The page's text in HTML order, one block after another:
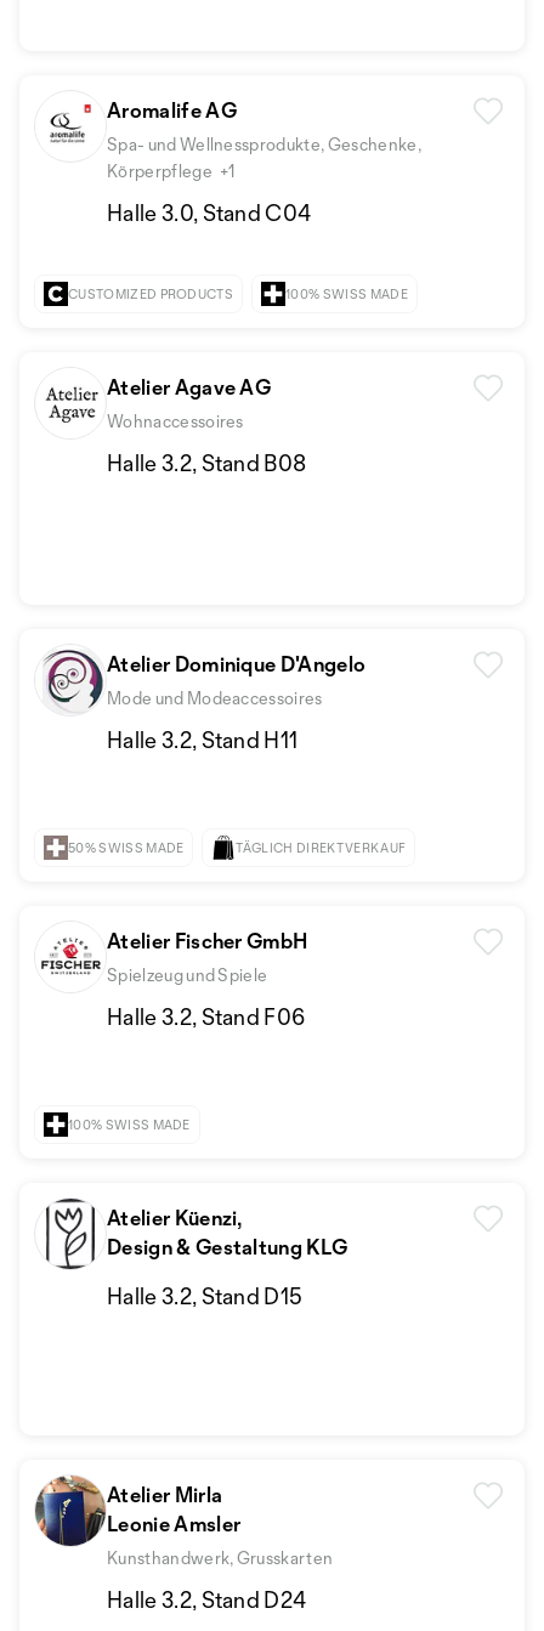
Aromalife AG
Spa- und Wellnessprodukte, Geschenke,
Körperpflege +1
Halle 3.0, Stand C04
CUSTOMIZED PRODUCTS 100% SWISS MADE
Atelier Agave AG
Wohnaccessoires
Halle 3.2, Stand B08
Atelier Dominique D'Angelo
Mode und Modeaccessoires
Halle 3.2, Stand H11
50% SWISS MADE TÄGLICH DIREKTVERKAUF
Atelier Fischer GmbH
Spielzeug und Spiele
Halle 3.2, Stand F06
100% SWISS MADE
Atelier Küenzi,
Design & Gestaltung KLG
Halle 3.2, Stand D15
Atelier Mirla
Leonie Amsler
Kunsthandwerk, Grusskarten
Halle 3.2, Stand D24